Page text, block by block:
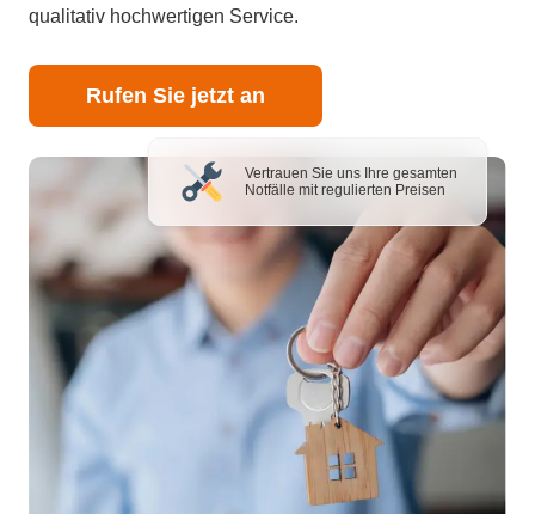
qualitativ hochwertigen Service.
Rufen Sie jetzt an
Vertrauen Sie uns Ihre gesamten
Notfälle mit regulierten Preisen